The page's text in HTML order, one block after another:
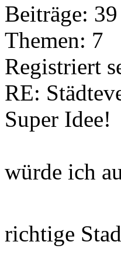
Beiträge: 39
Themen: 7
Registriert
RE:
Super Idee!
würde ich
richtige